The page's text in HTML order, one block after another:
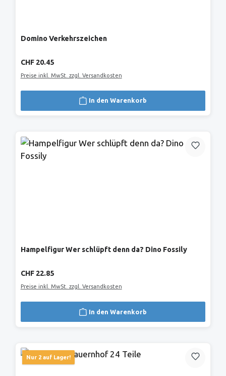
Domino Verkehrszeichen
Regulärer Preis:
CHF 20.45
Preise inkl. MwSt. zzgl. Versandkosten
In den Warenkorb
Hampelfigur Wer schlüpft denn da? Dino Fossily
Regulärer Preis:
CHF 22.85
Preise inkl. MwSt. zzgl. Versandkosten
In den Warenkorb
Nur 2 auf Lager!